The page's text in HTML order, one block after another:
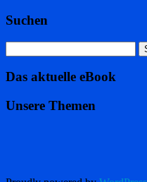
Suchen
Das aktuelle eBook
Unsere Themen